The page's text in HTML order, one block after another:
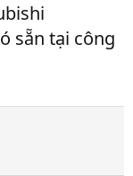
sẵn tại công